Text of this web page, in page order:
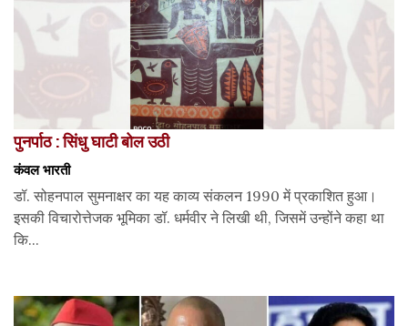
पुनर्पाठ : सिंधु घाटी बोल उठी
कंवल भारती
डॉ. सोहनपाल सुमनाक्षर का यह काव्य संकलन 1990 में प्रकाशित हुआ।
इसकी विचारोत्तेजक भूमिका डॉ. धर्मवीर ने लिखी थी, जिसमें उन्होंने कहा था
कि...